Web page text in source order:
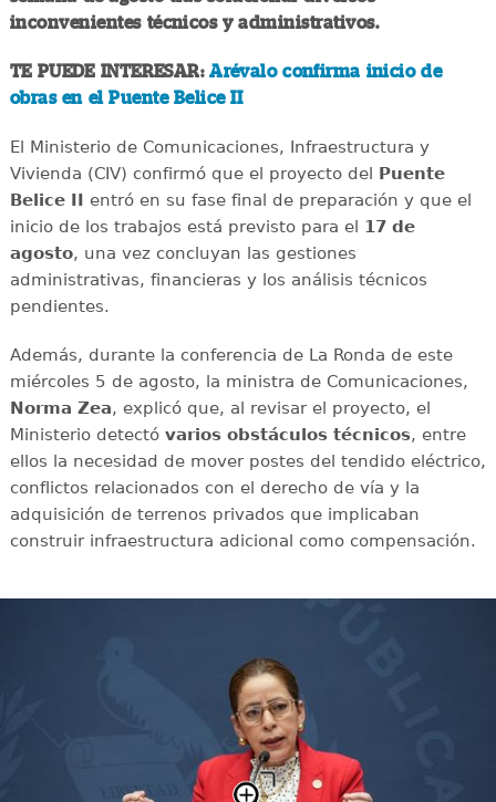
inconvenientes técnicos y administrativos.
TE PUEDE INTERESAR:Arévalo confirma inicio de
obras en el Puente Belice II
El Ministerio de Comunicaciones, Infraestructura y
Vivienda (CIV) confirmó que el proyecto del Puente
Belice II entró en su fase final de preparación y que el
inicio de los trabajos está previsto para el 17 de
agosto, una vez concluyan las gestiones
administrativas, financieras y los análisis técnicos
pendientes.
Además, durante la conferencia de La Ronda de este
miércoles 5 de agosto, la ministra de Comunicaciones,
Norma Zea, explicó que, al revisar el proyecto, el
Ministerio detectó varios obstáculos técnicos, entre
ellos la necesidad de mover postes del tendido eléctrico,
conflictos relacionados con el derecho de vía y la
adquisición de terrenos privados que implicaban
construir infraestructura adicional como compensación.